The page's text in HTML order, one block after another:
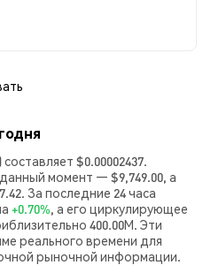
$0.00002437.
момент — $9,749.00, а
За последние 24 часа
+0.70%, а его циркулирующее
400.00M. Эти
реального времени для
рыночной информации.